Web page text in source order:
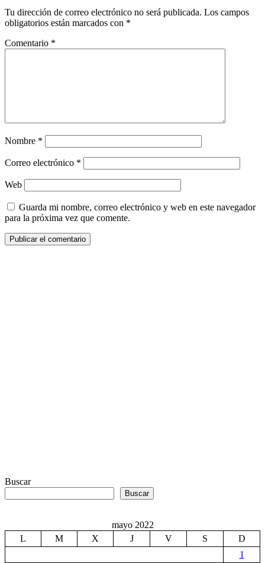
Tu dirección de correo electrónico no será publicada. Los campos
obligatorios están marcados con *
Comentario *
Nombre *
Correo electrónico *
Web
Guarda mi nombre, correo electrónico y web en este navegador
para la próxima vez que comente.
Buscar
Buscar
mayo 2022
L
M X J V S
D
1